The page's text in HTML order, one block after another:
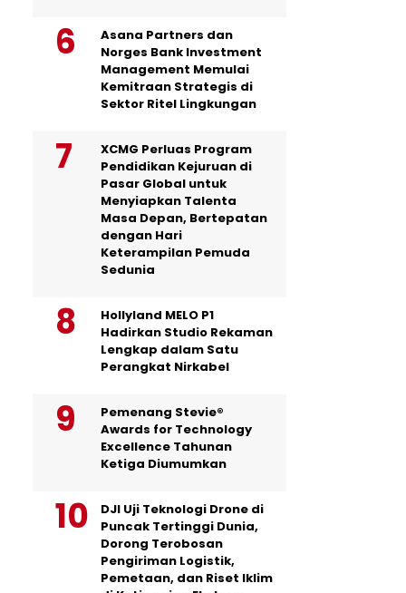
Asana Partners dan
Norges Bank Investment
Management Memulai
Kemitraan Strategis di
Sektor Ritel Lingkungan
XCMG Perluas Program
Pendidikan Kejuruan di
Pasar Global untuk
Menyiapkan Talenta
Masa Depan, Bertepatan
dengan Hari
Keterampilan Pemuda
Sedunia
Hollyland MELO P1
Hadirkan Studio Rekaman
Lengkap dalam Satu
Perangkat Nirkabel
Pemenang Stevie®
Awards for Technology
Excellence Tahunan
Ketiga Diumumkan
DJI Uji Teknologi Drone di
Puncak Tertinggi Dunia,
Dorong Terobosan
Pengiriman Logistik,
Pemetaan, dan Riset Iklim